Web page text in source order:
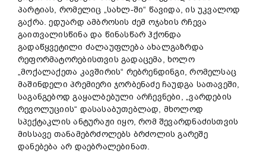
პარტიას, რომელიც „სახლ-ში“ წავიდა, ის უკვალოდ
გაქრა. ედუარდ ამბროსის ძემ ოჯახის რჩევა
გაითვალისწინა და წინასწარ ჰქონდა
გადაწყვეტილი ძალაუფლება ახალგაზრდა
რეფორმატორებისთვის გადაცემა, ხოლო
„მოქალაქეთა კავშირის“ რებრენდინგი, რომელსაც
მაშინდელი პრემიერი ჯორბენაძე ჩაუდგა სათავეში,
საგანგებოდ გაყალბებული არჩევნები, „ვარდების
რევოლუციის“ დასასაბუთებლად, მხოლოდ
სპექტაკლის ანტურაჟი იყო, რომ შევარდნაძისთვის
მისსავე თანამებრძოლებს ბრძოლის გარეშე
დანებება არ დაებრალებინათ.